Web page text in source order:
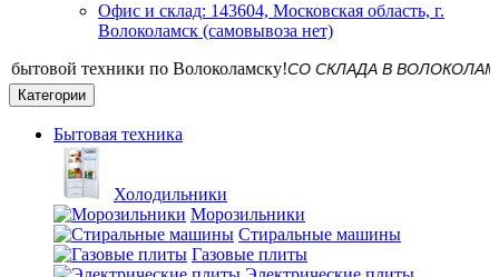
Офис и склад: 143604, Московская область, г.
Волоколамск (самовывоза нет)
СО СКЛАДА В ВОЛОКОЛАМСКЕ!
Категории
Бытовая техника
Холодильники
Морозильники
Стиральные машины
Газовые плиты